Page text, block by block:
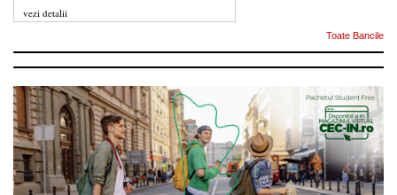
vezi detalii
Toate Bancile